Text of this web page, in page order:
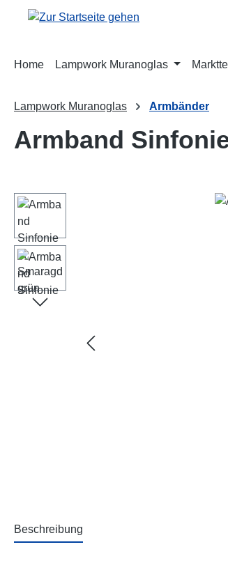
Hauptinhalt springen
Zur Suche springen
Zur Hauptnavigation springen
Home Lampwork Muranoglas
Lampwork Muranoglas Armbänder
Armband
Bildergalerie überspringen
Beschreibung